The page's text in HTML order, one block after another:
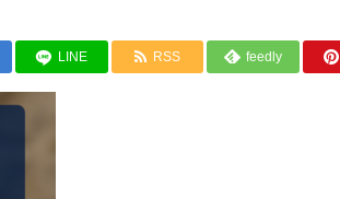
LINE RSS feedly